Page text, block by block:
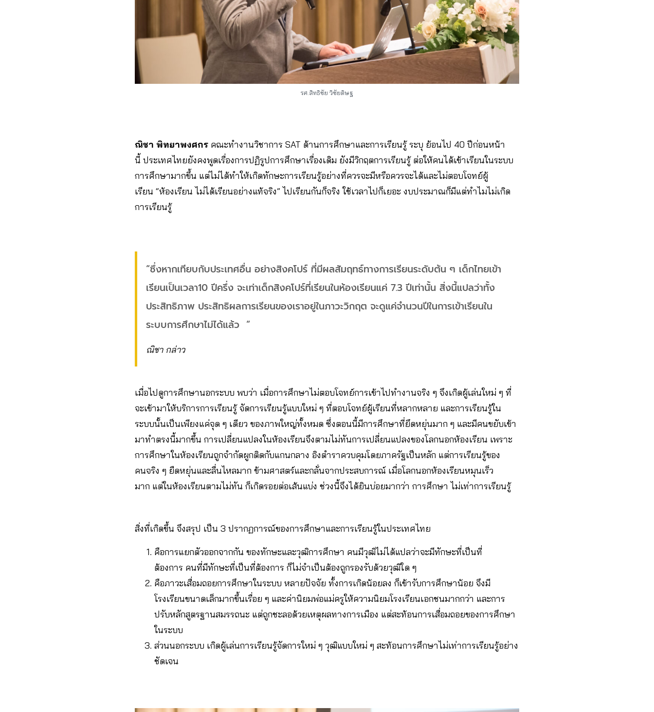
รศ.สิทธิชัย วิชัยดิษฐ
ณิชา พิทยาพงศกร คณะทำงานวิชาการ SAT ด้านการศึกษาและการเรียนรู้ ระบุ ย้อนไป 40 ปีก่อนหน้า
นี้ ประเทศไทยยังคงพูดเรื่องการปฏิรูปการศึกษาเรื่องเดิม ยังมีวิกฤตการเรียนรู้ ต่อให้คนได้เข้าเรียนในระบบ
การศึกษามากขึ้น แต่ไม่ได้ทำให้เกิดทักษะการเรียนรู้อย่างที่ควรจะมีหรือควรจะได้และไม่ตอบโจทย์ผู้
เรียน “ห้องเรียน ไม่ได้เรียนอย่างแท้จริง” ไปเรียนกันก็จริง ใช้เวลาไปก็เยอะ งบประมาณก็มีแต่ทำไมไม่เกิด
การเรียนรู้
“ซึ่งหากเทียบกับประเทศอื่น อย่างสิงคโปร์ ที่มีผลสัมฤทธ์ทางการเรียนระดับต้น ๆ เด็กไทยเข้า
เรียนเป็นเวลา10 ปีครึ่ง จะเท่าเด็กสิงคโปร์ที่เรียนในห้องเรียนแค่ 7.3 ปีเท่านั้น สิ่งนี้แปลว่าทั้ง
ประสิทธิภาพ ประสิทธิผลการเรียนของเราอยู่ในภาวะวิกฤต จะดูแค่จำนวนปีในการเข้าเรียนใน
ระบบการศึกษาไม่ได้แล้ว “
ณิชา กล่าว
เมื่อไปดูการศึกษานอกระบบ พบว่า เมื่อการศึกษาไม่ตอบโจทย์การเข้าไปทำงานจริง ๆ จึงเกิดผู้เล่นใหม่ ๆ ที่
จะเข้ามาให้บริการการเรียนรู้ จัดการเรียนรู้แบบใหม่ ๆ ที่ตอบโจทย์ผู้เรียนที่หลากหลาย และการเรียนรู้ใน
ระบบนั้นเป็นเพียงแค่จุด ๆ เดียว ของภาพใหญ่ทั้งหมด ซึ่งตอนนี้มีการศึกษาที่ยึดหยุ่นมาก ๆ และมีคนขยับเข้า
มาทำตรงนี้มากขึ้น การเปลี่ยนแปลงในห้องเรียนจึงตามไม่ทันการเปลี่ยนแปลงของโลกนอกห้องเรียน เพราะ
การศึกษาในห้องเรียนถูกจำกัดผูกติดกับแกนกลาง อิงตำราควบคุมโดยภาครัฐเป็นหลัก แต่การเรียนรู้ของ
คนจริง ๆ ยืดหยุ่นและลื่นไหลมาก ข้ามศาสตร์และกลั่นจากประสบการณ์ เมื่อโลกนอกห้องเรียนหมุนเร็ว
มาก แต่ในห้องเรียนตามไม่ทัน ก็เกิดรอยต่อเส้นแบ่ง ช่วงนี้จึงได้ยินบ่อยมากว่า การศึกษา ไม่เท่าการเรียนรู้
สิ่งที่เกิดขึ้น จึงสรุป เป็น 3 ปรากฏการณ์ของการศึกษาและการเรียนรู้ในประเทศไทย
คือการแยกตัวออกจากกัน ของทักษะและวุฒิการศึกษา คนมีวุฒิไม่ได้แปลว่าจะมีทักษะที่เป็นที่
ต้องการ คนที่มีทักษะที่เป็นที่ต้องการ ก็ไม่จำเป็นต้องถูกรองรับด้วยวุฒิใด ๆ
คือภาวะเสื่อมถอยการศึกษาในระบบ หลายปัจจัย ทั้งการเกิดน้อยลง ก็เข้ารับการศึกษาน้อย จึงมี
โรงเรียนขนาดเล็กมากขึ้นเรื่อย ๆ และค่านิยมพ่อแม่ครูให้ความนิยมโรงเรียนเอกชนมากกว่า และการ
ปรับหลักสูตรฐานสมรรถนะ แต่ถูกชะลอด้วยเหตุผลทางการเมือง แต่สะท้อนการเสื่อมถอยของการศึกษา
ในระบบ
ส่วนนอกระบบ เกิดผู้เล่นการเรียนรู้จัดการใหม่ ๆ วุฒิแบบใหม่ ๆ สะท้อนการศึกษาไม่เท่าการเรียนรู้อย่าง
ชัดเจน